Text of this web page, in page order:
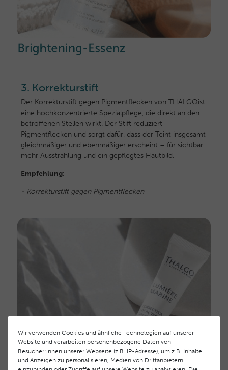
3. Korrekturstift
Der Korrekturstift gegen Pigmentflecken von THALGOist
eine hochkonzentrierte Spezialpflege, die direkt an den
betroffenen Stellen wirkt. Der Stift reduziert
Pigmentflecken und sorgt dafür, dass der Teint insgesamt
gleichmäßiger und ebenmäßiger erscheint – für sichtbar
mehr Ausstrahlung und ein gepflegtes Hautbild.
Empfehlung:
- Korrekturstift gegen Pigmentflecken
Wir verwenden Cookies und ähnliche Technologien auf unserer
Website und verarbeiten personenbezogene Daten von
Besucher:innen unserer Webseite (z.B. IP-Adresse), um z.B. Inhalte
und Anzeigen zu personalisieren, Medien von Drittanbietern